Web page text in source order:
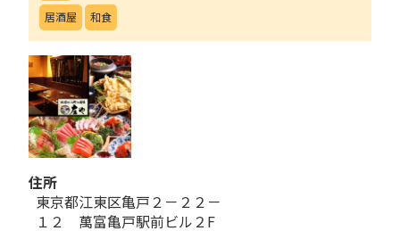
居酒屋
和食
住所
東京都江東区亀戸２－２２－
１２ 萬富亀戸駅前ビル２F